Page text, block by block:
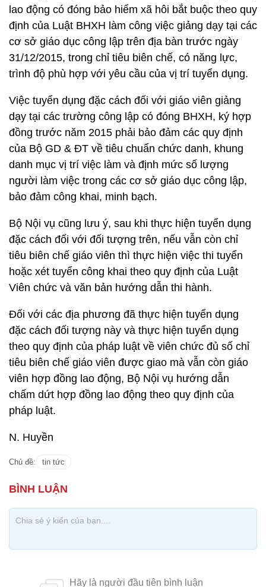
lao động có đóng bảo hiểm xã hôi bắt buộc theo quy
định của Luật BHXH làm công việc giảng dạy tại các
cơ sở giáo dục công lập trên địa bàn trước ngày
31/12/2015, trong chỉ tiêu biên chế, có năng lực,
trình độ phù hợp với yêu cầu của vị trí tuyển dụng.
Việc tuyển dụng đặc cách đối với giáo viên giảng
dạy tại các trường công lập có đóng BHXH, ký hợp
đồng trước năm 2015 phải bảo đảm các quy định
của Bộ GD & ĐT về tiêu chuẩn chức danh, khung
danh mục vị trí việc làm và định mức số lượng
người làm việc trong các cơ sở giáo dục công lập,
bảo đảm công khai, minh bạch.
Bộ Nội vụ cũng lưu ý, sau khi thực hiện tuyển dụng
đặc cách đối với đối tượng trên, nếu vẫn còn chỉ
tiêu biên chế giáo viên thì thực hiện việc thi tuyển
hoặc xét tuyển công khai theo quy định của Luật
Viên chức và văn bản hướng dẫn thi hành.
Đối với các địa phương đã thực hiện tuyển dụng
đặc cách đối tượng này và thực hiện tuyển dụng
theo quy định của pháp luật về viên chức đủ số chỉ
tiêu biên chế giáo viên được giao mà vẫn còn giáo
viên hợp đồng lao động, Bộ Nội vụ hướng dẫn
chấm dứt hợp đồng lao động theo quy định của
pháp luật.
N. Huyền
Chủ đề: tin tức